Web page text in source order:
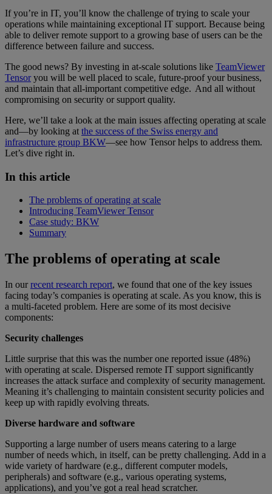
If you’re in IT, you’ll know the challenge of trying to scale your
operations while maintaining exceptional IT support. Because being
able to deliver remote support to a growing base of users can be the
difference between failure and success.
The good news? By investing in at-scale solutions like TeamViewer
Tensoryou will be well placed to scale, future-proof your business,
and maintain that all-important competitive edge. And all without
compromising on security or support quality.
Here, we’ll take a look at the main issues affecting operating at scale
and—by looking at the success of the Swiss energy and
infrastructure group BKW—see how Tensor helps to address them.
Let’s dive right in.
In this article
The problems of operating at scale
Introducing TeamViewer Tensor
Case study: BKW
Summary
The problems of operating at scale
In ourrecent research report, we found that one of the key issues
facing today’s companies is operating at scale. As you know, this is
a multi-faceted problem. Here are some of its most decisive
components:
Security challenges
Little surprise that this was the number one reported issue (48%)
with operating at scale. Dispersed remote IT support significantly
increases the attack surface and complexity of security management.
Meaning it’s challenging to maintain consistent security policies and
keep up with rapidly evolving threats.
Diverse hardware and software
Supporting a large number of users means catering to a large
number of needs which, in itself, can be pretty challenging. Add in a
wide variety of hardware (e.g., different computer models,
peripherals) and software (e.g., various operating systems,
applications), and you’ve got a real head scratcher.